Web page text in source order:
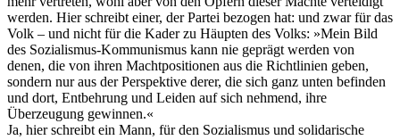
werden. Hier schreibt einer, der Partei bezogen hat: und zwar für das
Volk – und nicht für die Kader zu Häupten des Volks: »Mein Bild
des Sozialismus-Kommunismus kann nie geprägt werden von
denen, die von ihren Machtpositionen aus die Richtlinien geben,
sondern nur aus der Perspektive derer, die sich ganz unten befinden
und dort, Entbehrung und Leiden auf sich nehmend, ihre
Überzeugung gewinnen.«
Ja, hier schreibt ein Mann, für den Sozialismus und solidarische